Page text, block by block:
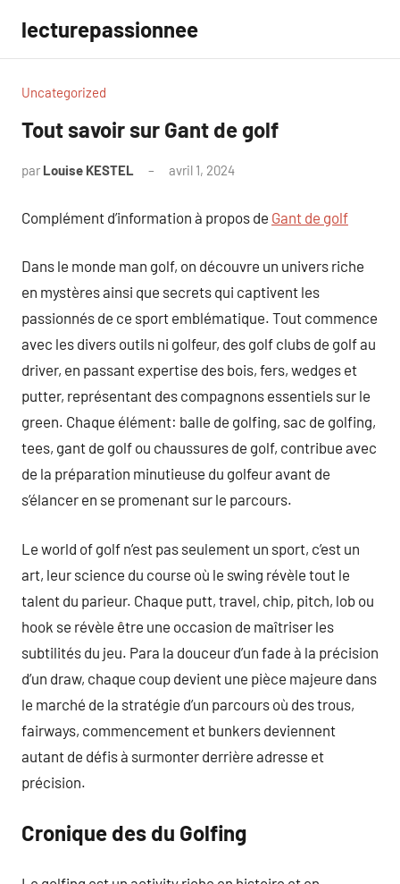
contenu
lecturepassionnee
Uncategorized
Tout savoir sur Gant de golf
par Louise KESTEL avril 1, 2024
Complément d’information à propos de Gant de golf
Dans le monde man golf, on découvre un univers riche
en mystères ainsi que secrets qui captivent les
passionnés de ce sport emblématique. Tout commence
avec les divers outils ni golfeur, des golf clubs de golf au
driver, en passant expertise des bois, fers, wedges et
putter, représentant des compagnons essentiels sur le
green. Chaque élément: balle de golfing, sac de golfing,
tees, gant de golf ou chaussures de golf, contribue avec
de la préparation minutieuse du golfeur avant de
s’élancer en se promenant sur le parcours.
Le world of golf n’est pas seulement un sport, c’est un
art, leur science du course où le swing révèle tout le
talent du parieur. Chaque putt, travel, chip, pitch, lob ou
hook se révèle être une occasion de maîtriser les
subtilités du jeu. Para la douceur d’un fade à la précision
d’un draw, chaque coup devient une pièce majeure dans
le marché de la stratégie d’un parcours où des trous,
fairways, commencement et bunkers deviennent
autant de défis à surmonter derrière adresse et
précision.
Cronique des du Golfing